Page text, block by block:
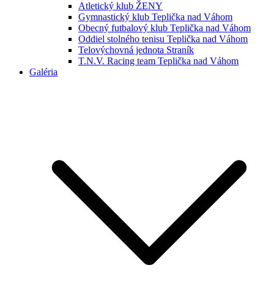
Atletický klub ŽENY
Gymnastický klub Teplička nad Váhom
Obecný futbalový klub Teplička nad Váhom
Oddiel stolného tenisu Teplička nad Váhom
Telovýchovná jednota Straník
T.N.V. Racing team Teplička nad Váhom
Galéria